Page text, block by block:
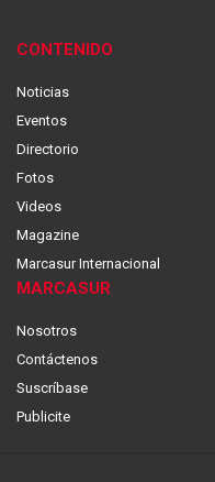
CONTENIDO
Noticias
Eventos
Directorio
Fotos
Videos
Magazine
Marcasur Internacional
MARCASUR
Nosotros
Contáctenos
Suscríbase
Publicite